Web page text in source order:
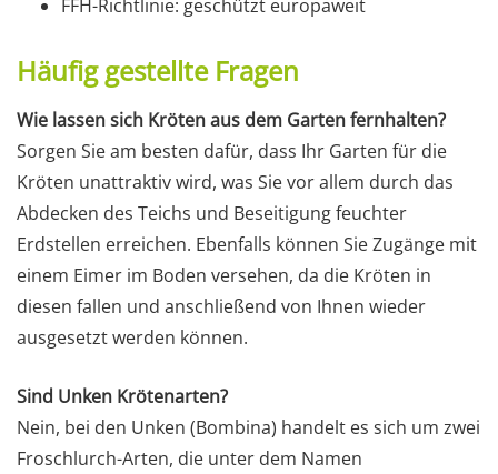
FFH-Richtlinie: geschützt europaweit
Häufig gestellte Fragen
Wie lassen sich Kröten aus dem Garten fernhalten?
Sorgen Sie am besten dafür, dass Ihr Garten für die
Kröten unattraktiv wird, was Sie vor allem durch das
Abdecken des Teichs und Beseitigung feuchter
Erdstellen erreichen. Ebenfalls können Sie Zugänge mit
einem Eimer im Boden versehen, da die Kröten in
diesen fallen und anschließend von Ihnen wieder
ausgesetzt werden können.
Sind Unken Krötenarten?
Nein, bei den Unken (Bombina) handelt es sich um zwei
Froschlurch-Arten, die unter dem Namen